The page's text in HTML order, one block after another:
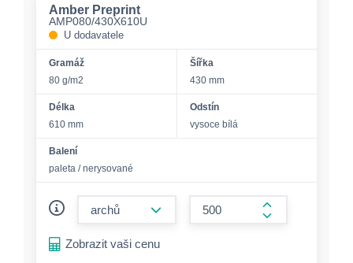
Amber Preprint
AMP080/430X610U
U dodavatele
Gramáž
80 g/m2
Šířka
430 mm
Délka
610 mm
Odstín
vysoce bílá
Balení
paleta / nerysované
form.increase-
Zobrazit vaši cenu